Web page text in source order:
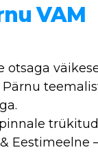
VAM
otsaga
Eestimeelne